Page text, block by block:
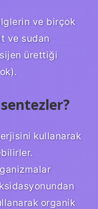
ve birçok
ve sudan
ürettiği
kullanarak
organik